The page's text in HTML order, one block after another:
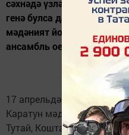
сәхнәдә үзләрен бик кыю
генә булса да
мәдәният йорты
ансамбль оешкан.
17 апрельдә "Балкыш"
Каратун мәдәният
Тутай, Коштавылы,